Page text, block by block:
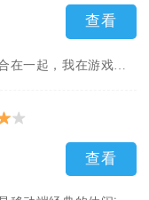
查看
查看